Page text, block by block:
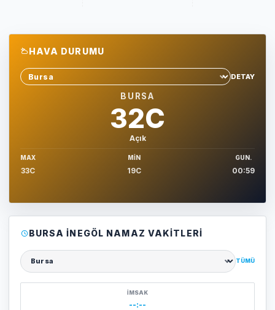
HAVA DURUMU
Sehir sec
DETAY
BURSA
32C
Açık
MAX
33C
MIN
19C
GUN.
00:59
BURSA İNEGÖL NAMAZ VAKITLERI
Şehir seçin
TÜMÜ
İMSAK
--:--